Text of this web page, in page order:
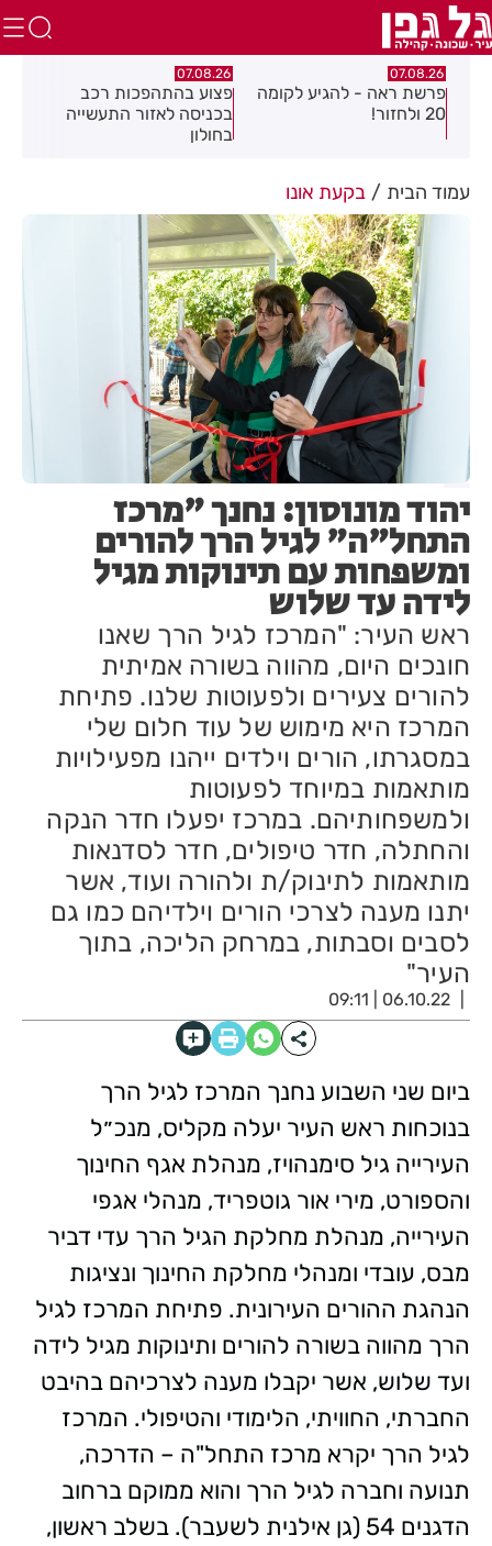
לקומה
פצוע בהתהפכות רכב
בכניסה לאזור התעשייה
תיסלם ואתניקס הרימו
חולון באוויר
עמוד הבית בקעת אונו
יהוד מונוסון: נחנך "מרכז
התחל"ה" לגיל הרך להורים
ומשפחות עם תינוקות מגיל
לידה עד שלוש
ראש העיר: "המרכז לגיל הרך שאנו
חונכים היום, מהווה בשורה אמיתית
להורים צעירים ולפעוטות שלנו. פתיחת
המרכז היא מימוש של עוד חלום שלי
במסגרתו, הורים וילדים ייהנו מפעילויות
מותאמות במיוחד לפעוטות
ולמשפחותיהם. במרכז יפעלו חדר הנקה
והחתלה, חדר טיפולים, חדר לסדנאות
מותאמות לתינוק/ת ולהורה ועוד, אשר
יתנו מענה לצרכי הורים וילדיהם כמו גם
לסבים וסבתות, במרחק הליכה, בתוך
העיר"
06.10.22 | 09:11
ביום שני השבוע נחנך המרכז לגיל הרך
בנוכחות ראש העיר יעלה מקליס, מנכ״ל
העירייה גיל סימנהויז, מנהלת אגף החינוך
והספורט, מירי אור גוטפריד, מנהלי אגפי
העירייה, מנהלת מחלקת הגיל הרך עדי דביר
מבס, עובדי ומנהלי מחלקת החינוך ונציגות
הנהגת ההורים העירונית. פתיחת המרכז לגיל
הרך מהווה בשורה להורים ותינוקות מגיל לידה
ועד שלוש, אשר יקבלו מענה לצרכיהם בהיבט
החברתי, החוויתי, הלימודי והטיפולי. המרכז
לגיל הרך יקרא מרכז התחל"ה – הדרכה,
תנועה וחברה לגיל הרך והוא ממוקם ברחוב
הדגנים 54 (גן אילנית לשעבר). בשלב ראשון,